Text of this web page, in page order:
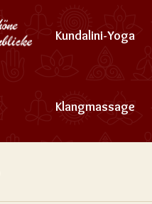
Kundalini-Yoga
Klangmassage